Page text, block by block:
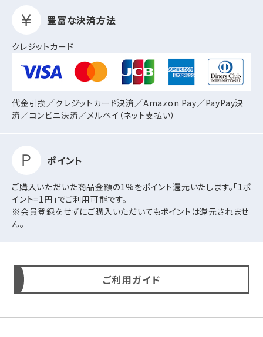
豊富な決済方法
クレジットカード
代金引換／クレジットカード決済／Amazon Pay／PayPay決
済／コンビニ決済／メルペイ（ネット支払い）
ポイント
ご購入いただいた商品金額の1%をポイント還元いたします。「1ポ
イント=1円」でご利用可能です。
※会員登録をせずにご購入いただいてもポイントは還元されませ
ん。
ご利用ガイド